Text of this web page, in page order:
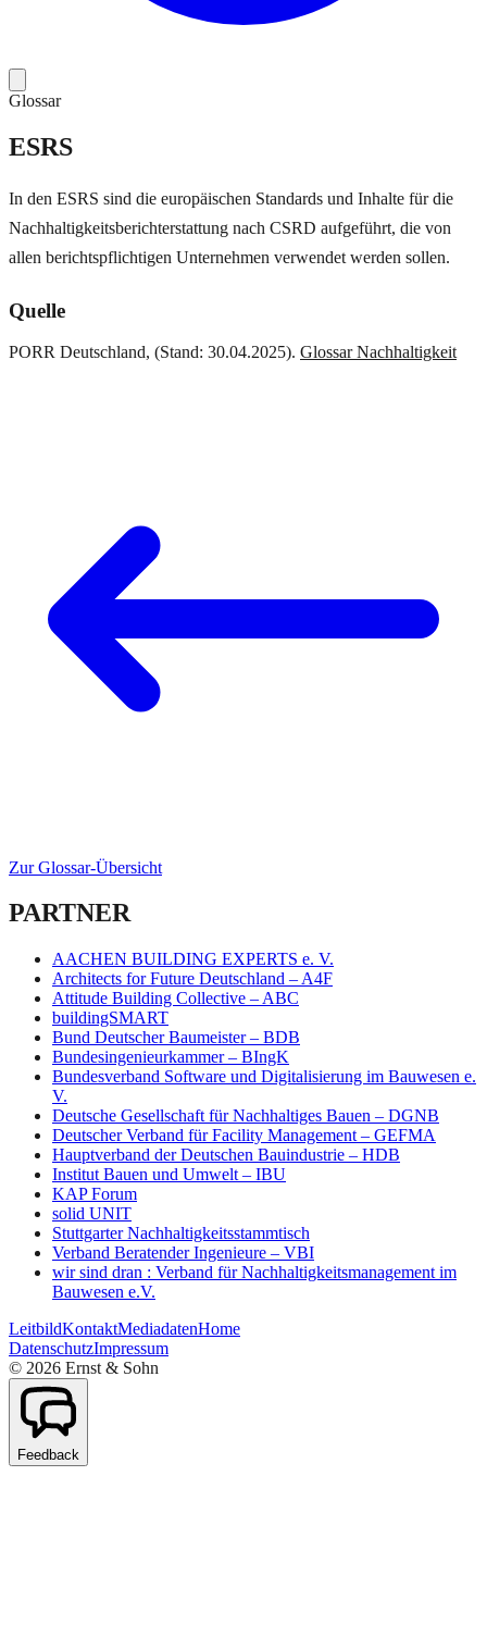
Glossar
ESRS
In den ESRS sind die europäischen Standards und Inhalte für die
Nachhaltigkeitsberichterstattung nach CSRD aufgeführt, die von
allen berichtspflichtigen Unternehmen verwendet werden sollen.
Quelle
PORR Deutschland, (Stand: 30.04.2025). Glossar Nachhaltigkeit
Zur Glossar-Übersicht
PARTNER
AACHEN BUILDING EXPERTS e. V.
Architects for Future Deutschland – A4F
Attitude Building Collective – ABC
buildingSMART
Bund Deutscher Baumeister – BDB
Bundesingenieurkammer – BIngK
Bundesverband Software und Digitalisierung im Bauwesen e.
V.
Deutsche Gesellschaft für Nachhaltiges Bauen – DGNB
Deutscher Verband für Facility Management – GEFMA
Hauptverband der Deutschen Bauindustrie – HDB
Institut Bauen und Umwelt – IBU
KAP Forum
solid UNIT
Stuttgarter Nachhaltigkeitsstammtisch
Verband Beratender Ingenieure – VBI
wir sind dran : Verband für Nachhaltigkeitsmanagement im
Bauwesen e.V.
LeitbildKontaktMediadatenHome
DatenschutzImpressum
© 2026 Ernst & Sohn
Feedback